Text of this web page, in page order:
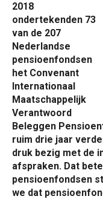
2018
ondertekenden 73
van de 207
Nederlandse
pensioenfondsen
het Convenant
Internationaal
Maatschappelijk
Verantwoord
Beleggen
ruim drie jaar
druk bezig met de
afspraken. Dat
pensioenfondsen
we dat